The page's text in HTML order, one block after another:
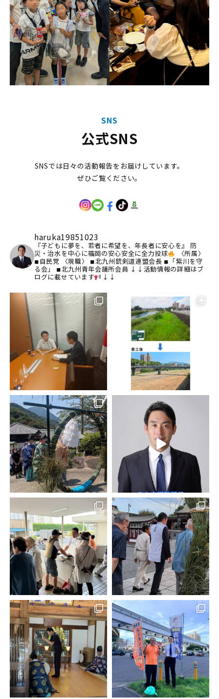
SNS
公式SNS
SNSでは日々の活動報告をお届けしています。
ぜひご覧ください。
haruka19851023
『子どもに夢を、若者に希望を、年長者に安心を』
防
災・治水を中心に福岡の安心安全に全力投球
〈所属〉
◾︎自民党 〈現職〉 ◾︎北九州銃剣道連盟会長 ◾︎「紫川を守
る会」
◾︎北九州青年会議所会員 ↓↓活動情報の詳細はブ
ログに載せています
↓↓